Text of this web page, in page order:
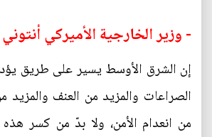
- وزير الخارجية الأميركي
إن الشرق الأوسط يسير على طريق
الصراعات والمزيد من العنف والمزيد
من انعدام الأمن، ولا بدّ من كسر هذه